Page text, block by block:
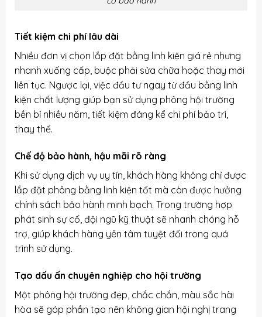
Tiết kiệm chi phí lâu dài
Nhiều đơn vị chọn lắp đặt bằng linh kiện giá rẻ nhưng
nhanh xuống cấp, buộc phải sửa chữa hoặc thay mới
liên tục. Ngược lại, việc đầu tư ngay từ đầu bằng linh
kiện chất lượng giúp bạn sử dụng phông hội trường
bền bỉ nhiều năm, tiết kiệm đáng kể chi phí bảo trì,
thay thế.
Chế độ bảo hành, hậu mãi rõ ràng
Khi sử dụng dịch vụ uy tín, khách hàng không chỉ được
lắp đặt phông bằng linh kiện tốt mà còn được hưởng
chính sách bảo hành minh bạch. Trong trường hợp
phát sinh sự cố, đội ngũ kỹ thuật sẽ nhanh chóng hỗ
trợ, giúp khách hàng yên tâm tuyệt đối trong quá
trình sử dụng.
Tạo dấu ấn chuyên nghiệp cho hội trường
Một phông hội trường đẹp, chắc chắn, màu sắc hài
hòa sẽ góp phần tạo nên không gian hội nghị trang